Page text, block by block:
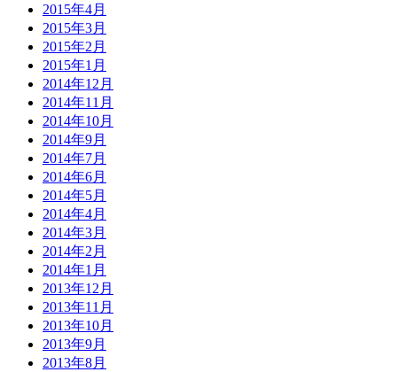
2015年4月
2015年3月
2015年2月
2015年1月
2014年12月
2014年11月
2014年10月
2014年9月
2014年7月
2014年6月
2014年5月
2014年4月
2014年3月
2014年2月
2014年1月
2013年12月
2013年11月
2013年10月
2013年9月
2013年8月